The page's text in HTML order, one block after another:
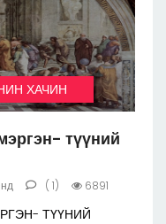
ХАЧИН
түүний
( 1) 6891
ТҮҮНИЙ